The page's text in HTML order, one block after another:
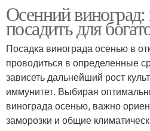
Осенний
посадить для
Посадка винограда осенью в
проводиться в определенные
зависеть дальнейший рост
иммунитет. Выбирая
винограда осенью, важно
заморозки и общие